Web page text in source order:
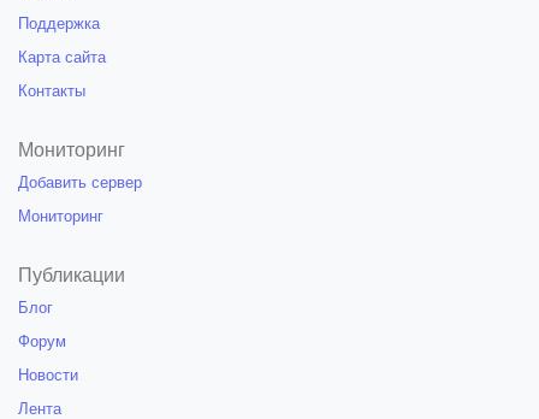
Поддержка
Карта сайта
Контакты
Мониторинг
Добавить сервер
Мониторинг
Публикации
Блог
Форум
Новости
Лента